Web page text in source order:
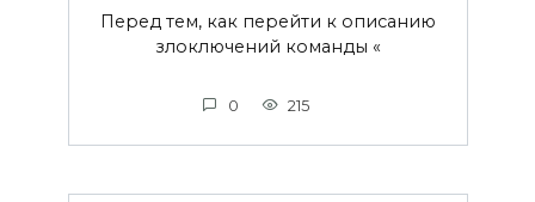
Перед тем, как перейти к описанию
злоключений команды «
0 215